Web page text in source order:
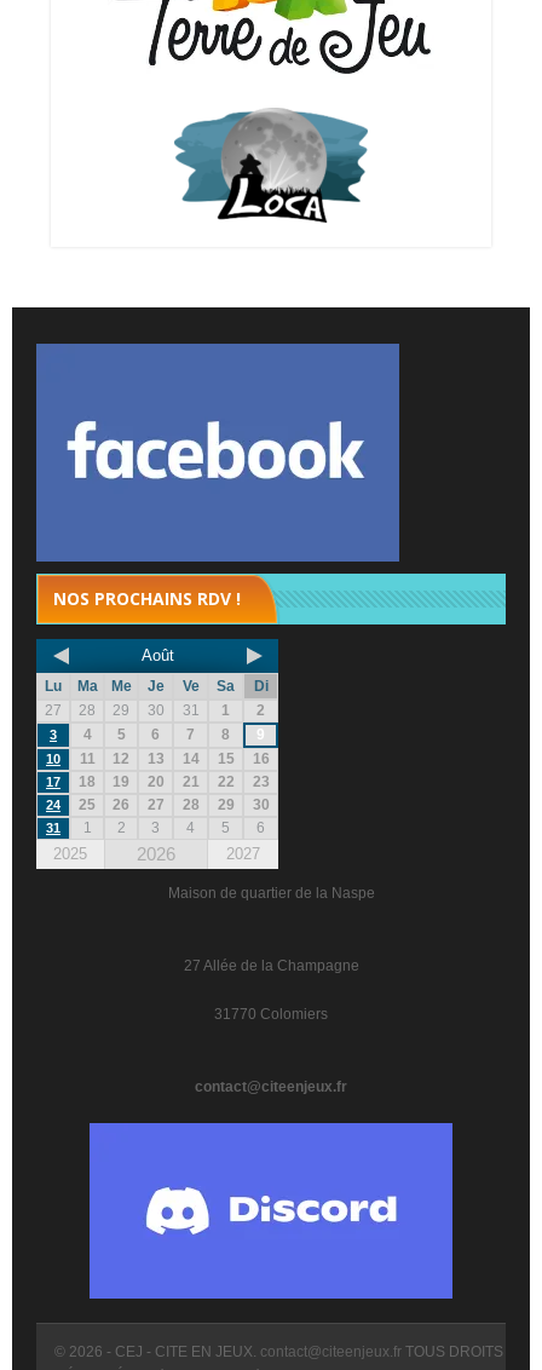
NOS PROCHAINS RDV !
Août
Lu Ma Me Je Ve Sa
Di
27
28 29 30 31 1 2
3 4 5 6 7 8 9
10 11 12 13 14 15 16
17 18 19 20 21 22 23
24 25 26 27 28 29 30
31 1 2 3 4 5 6
2025 2026 2027
Maison de quartier de la Naspe
27 Allée de la Champagne
31770 Colomiers
contact@citeenjeux.fr
© 2026 - CEJ - CITE EN JEUX. contact@citeenjeux.fr TOUS DROITS